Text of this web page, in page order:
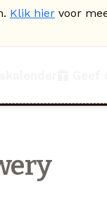
Klik hier voor